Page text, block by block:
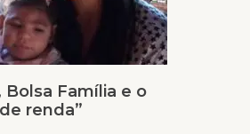
Bolsa Família e o
renda”